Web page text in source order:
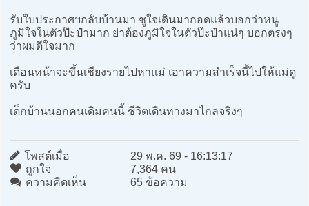
รับใบประกาศฯกลับบ้านมา ชูใจเดินมากอดแล้วบอกว่าหนู
ภูมิใจในตัวป๊ะป๋ามาก ย่าต้องภูมิใจในตัวป๊ะป๋าแน่ๆ บอกตรงๆ
ว่าผมดีใจมาก
เดือนหน้าจะขึ้นเชียงรายไปหาแม่ เอาความสำเร็จนี้ไปให้แม่ดู
ครับ
เด็กบ้านนอกคนเดิมคนนี้ ชีวิตเดินทางมาไกลจริงๆ
โพสต์เมื่อ
29 พ.ค. 69 - 16:13:17
ถูกใจ
7,364 คน
ความคิดเห็น
65 ข้อความ